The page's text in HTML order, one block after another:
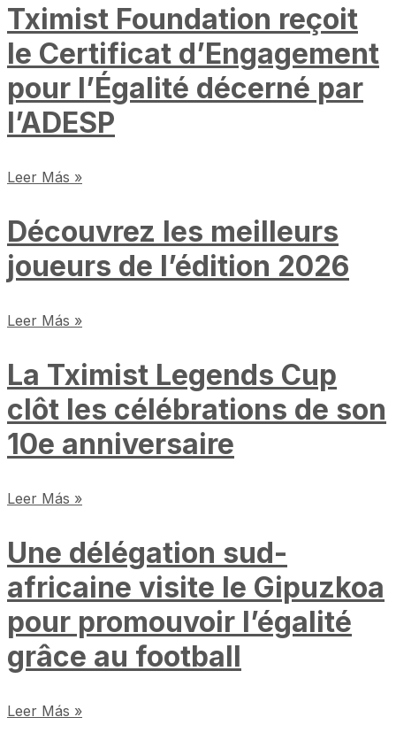
Tximist Foundation reçoit
le Certificat d’Engagement
pour l’Égalité décerné par
l’ADESP
Leer Más »
Découvrez les meilleurs
joueurs de l’édition 2026
Leer Más »
La Tximist Legends Cup
clôt les célébrations de son
10e anniversaire
Leer Más »
Une délégation sud-
africaine visite le Gipuzkoa
pour promouvoir l’égalité
grâce au football
Leer Más »